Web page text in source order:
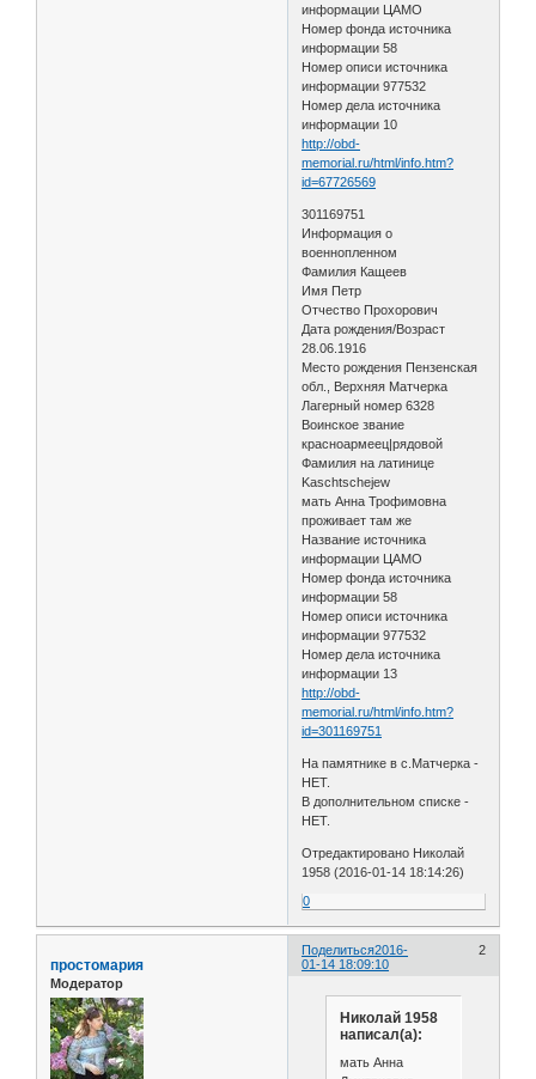
информации ЦАМО
Номер фонда источника
информации 58
Номер описи источника
информации 977532
Номер дела источника
информации 10
http://obd-
memorial.ru/html/info.htm?
id=67726569
301169751
Информация о
военнопленном
Фамилия Кащеев
Имя Петр
Отчество Прохорович
Дата рождения/Возраст
28.06.1916
Место рождения Пензенская
обл., Верхняя Матчерка
Лагерный номер 6328
Воинское звание
красноармеец|рядовой
Фамилия на латинице
Kaschtschejew
мать Анна Трофимовна
проживает там же
Название источника
информации ЦАМО
Номер фонда источника
информации 58
Номер описи источника
информации 977532
Номер дела источника
информации 13
http://obd-
memorial.ru/html/info.htm?
id=301169751
На памятнике в с.Матчерка -
НЕТ.
В дополнительном списке -
НЕТ.
Отредактировано Николай
1958 (2016-01-14 18:14:26)
0
Поделиться 2
2016-
01-14 18:09:10
простомария
Модератор
Николай 1958
написал(а):
мать Анна